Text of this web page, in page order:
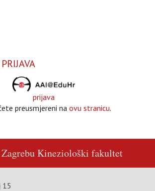
prijava
preusmjereni na ovu stranicu.
Kineziološki fakultet
15